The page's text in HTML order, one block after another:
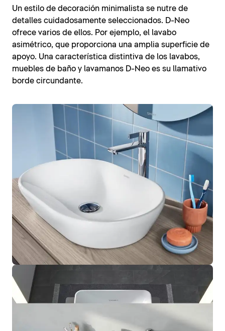
Un estilo de decoración minimalista se nutre de
detalles cuidadosamente seleccionados. D-Neo
ofrece varios de ellos. Por ejemplo, el lavabo
asimétrico, que proporciona una amplia superficie de
apoyo. Una característica distintiva de los lavabos,
muebles de baño y lavamanos D-Neo es su llamativo
borde circundante.